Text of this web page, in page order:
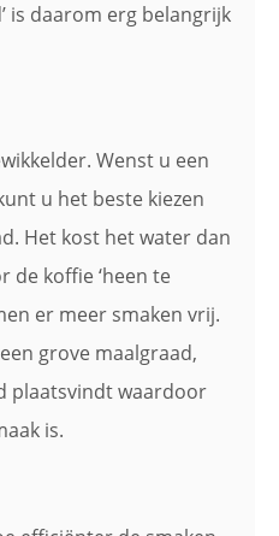
is daarom erg belangrijk
Wenst u een
u het beste kiezen
Het kost het water dan
de koffie ‘heen te
er meer smaken vrij.
grove maalgraad,
plaatsvindt waardoor
is.